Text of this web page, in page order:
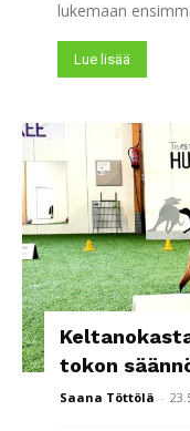
lukemaan
Lue lisää
tokon
Saana Töttölä -